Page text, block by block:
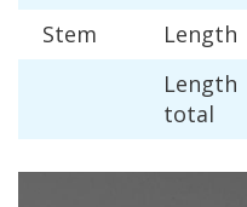
Stem
Length
Length
total